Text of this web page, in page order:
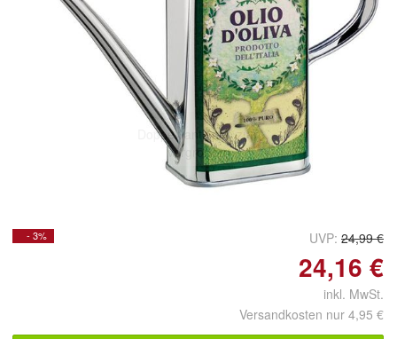
Doppelt antippen zum
vergrößern
- 3% UVP: 24,99 €
24,16 €
inkl. MwSt.
Versandkosten nur 4,95 €